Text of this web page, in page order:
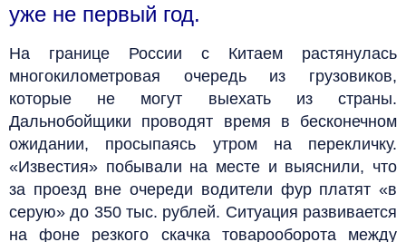
уже не первый год.
На границе России с Китаем растянулась
многокилометровая очередь из грузовиков,
которые не могут выехать из страны.
Дальнобойщики проводят время в бесконечном
ожидании, просыпаясь утром на перекличку.
«Известия» побывали на месте и выяснили, что
за проезд вне очереди водители фур платят «в
серую» до 350 тыс. рублей. Ситуация развивается
на фоне резкого скачка товарооборота между